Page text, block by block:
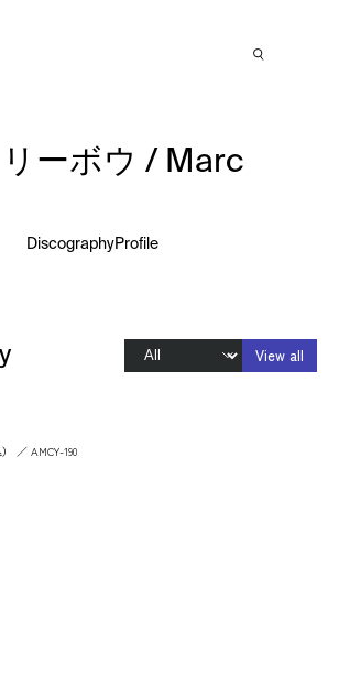
ーボウ / Marc
DiscographyProfile
View all
） ／ AMCY-190